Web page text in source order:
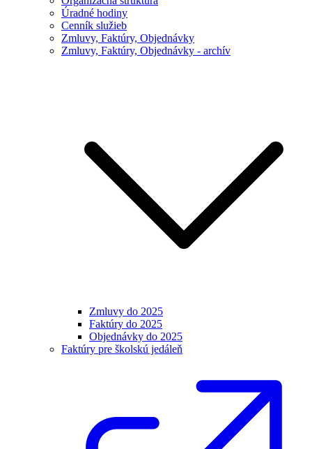
Úradné hodiny
Cenník služieb
Zmluvy, Faktúry, Objednávky
Zmluvy, Faktúry, Objednávky - archív
Zmluvy do 2025
Faktúry do 2025
Objednávky do 2025
Faktúry pre školskú jedáleň